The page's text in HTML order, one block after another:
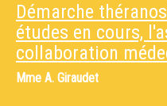
Démarche
études en cours,
collaboration
Mme A. Giraudet